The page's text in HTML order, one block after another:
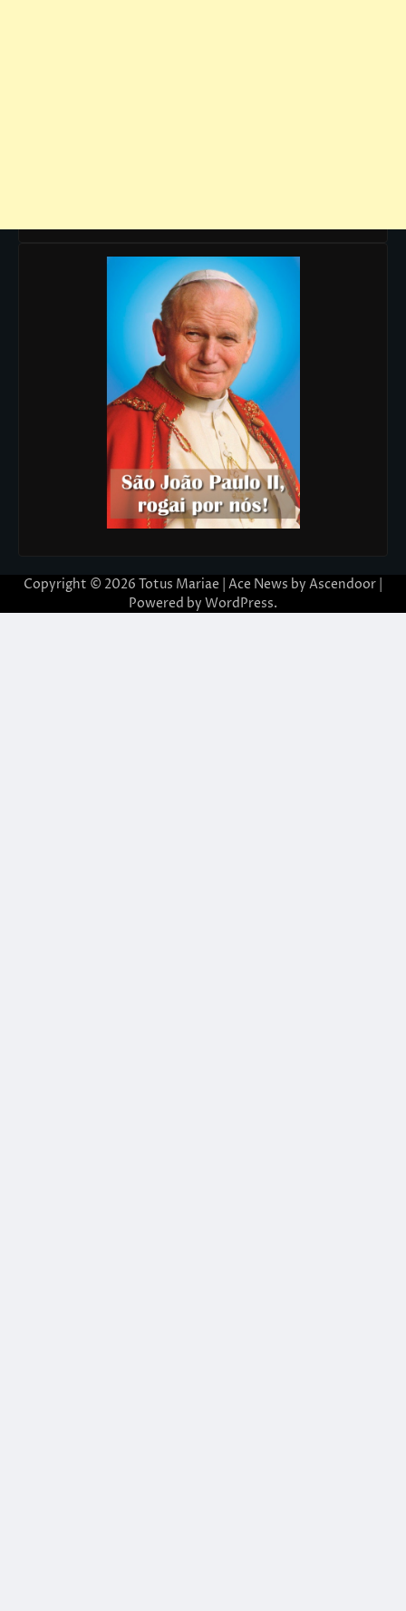
Copyright © 2026 Totus Mariae | Ace News by Ascendoor
Powered by WordPress.